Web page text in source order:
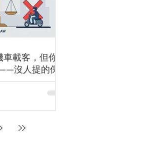
載客，但你先
沒人提的保